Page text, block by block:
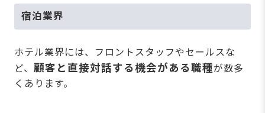
宿泊業界
ホテル業界には、フロントスタッフやセールスな
ど、 顧客と直接対話する機会がある職種が数多
くあります。